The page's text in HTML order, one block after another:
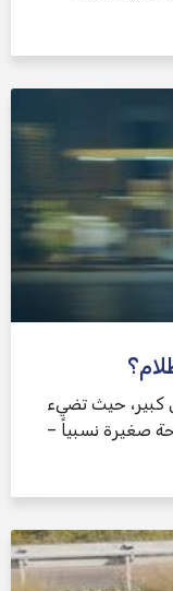
كبير، حيث تضيء
صغيرة نسبياً –